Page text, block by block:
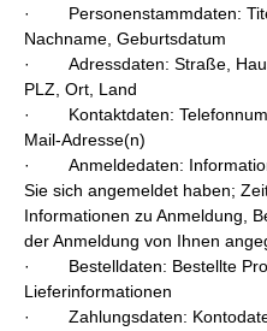
· Personenstammdaten:
Nachname, Geburtsdatum
· Adressdaten: Straße,
PLZ, Ort, Land
· Kontaktdaten:
Mail-Adresse(n)
· Anmeldedaten:
Sie sich angemeldet haben;
Informationen zu Anmeldung,
der Anmeldung von Ihnen
· Bestelldaten: Bestellte
Lieferinformationen
· Zahlungsdaten: